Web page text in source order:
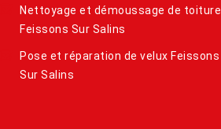
Nettoyage et démoussage de toiture
Feissons Sur Salins
Pose et réparation de velux Feissons
Sur Salins